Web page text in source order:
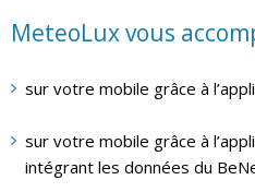
MeteoLux vous
sur votre mobile grâce à
sur votre mobile grâce à
intégrant les données du